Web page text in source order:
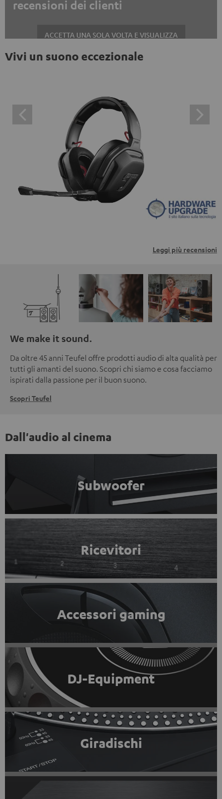
recensioni dei clienti
ACCETTA UNA SOLA VOLTA E VISUALIZZA
Mostrare sempre i contenuti esterni? Attivalo nelle impostazioni privacy
semplice clic. Facendo clic sul contenuto, l'utente
acconsente alla visualizzazione del contenuto esterno.
Ciò significa che i dati personali possono essere
trasmessi a piattaforme di terzi. Per maggiori
informazioni al riguardo, consultare la nostra informativa
Vivi un suono eccezionale
Leggi più recensioni
We make it sound.
Da oltre 45 anni Teufel offre prodotti audio di alta qualità per
tutti gli amanti del suono. Scopri chi siamo e cosa facciamo
ispirati dalla passione per il buon suono.
Scopri Teufel
Dall'audio al cinema
Subwoofer
Ricevitori
Accessori gaming
DJ-Equipment
Giradischi